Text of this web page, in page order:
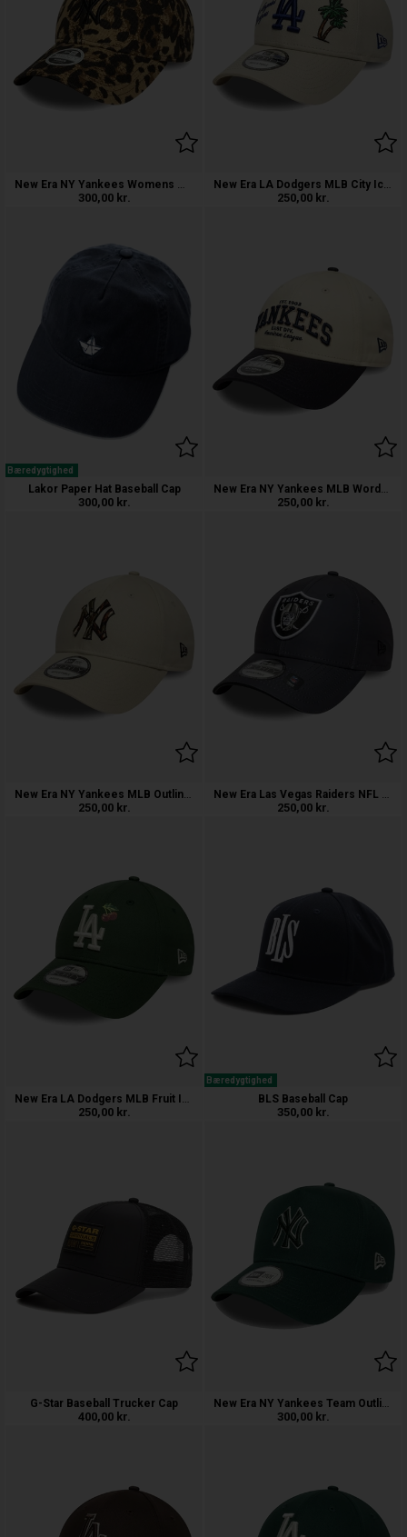
300,00 kr.
250,00 kr.
Bæredygtighed
Lakor Paper Hat Baseball Cap
300,00 kr.
New Era NY Yankees MLB Wordmark 9FORTY
250,00 kr.
250,00 kr.
250,00 kr.
250,00 kr.
Bæredygtighed
BLS Baseball Cap
350,00 kr.
G-Star Baseball Trucker Cap
400,00 kr.
New Era NY Yankees Team Outline Cap
300,00 kr.